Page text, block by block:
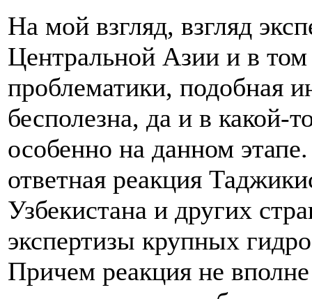
На мой взгляд, взгляд
Центральной Азии и в том
проблематики, подобная
бесполезна, да и в какой-
особенно на данном
ответная реакция
Узбекистана и других
экспертизы крупных
Причем реакция не